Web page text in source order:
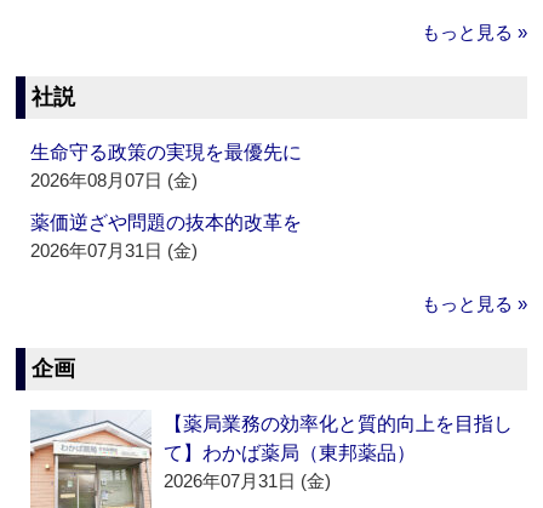
もっと見る »
社説
生命守る政策の実現を最優先に
2026年08月07日 (金)
薬価逆ざや問題の抜本的改革を
2026年07月31日 (金)
もっと見る »
企画
【薬局業務の効率化と質的向上を目指し
て】わかば薬局（東邦薬品）
2026年07月31日 (金)